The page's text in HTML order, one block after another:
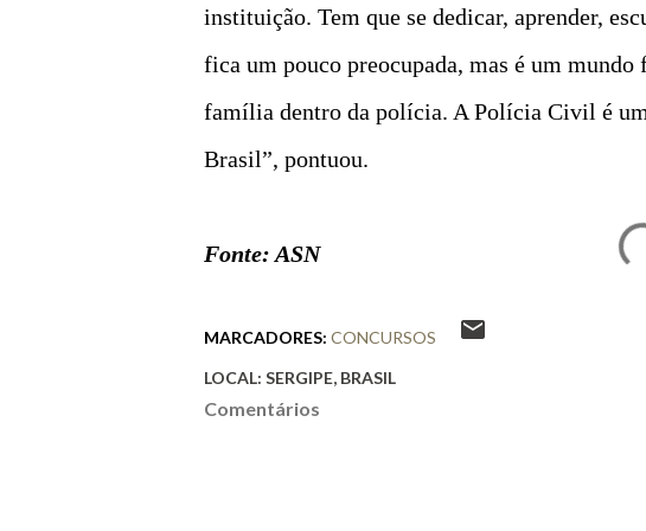
instituição. Tem que se dedicar, aprender,
fica um pouco preocupada, mas é um
família dentro da polícia. A Polícia Civil é
Brasil”, pontuou.
Fonte: ASN
MARCADORES: CONCURSOS
LOCAL: SERGIPE, BRASIL
Comentários